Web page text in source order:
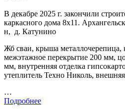
В декабре 2025 г. закончили
каркасного дома 8х11.
н, д. Катунино
Жб сваи, крыша металлочерепица,
межэтажное перекрытие 200 мм,
мм, внутренняя отделка
утеплитель Техно Николь, внешняя
…
Подробнее